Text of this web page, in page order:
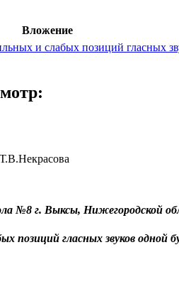
Вложение
и слабых позиций гласных
№8 г. Выксы, Нижегородской
позиций гласных звуков одной